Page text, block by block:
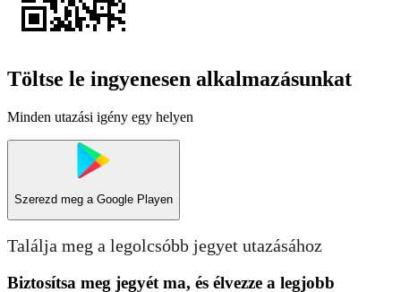
Töltse le ingyenesen alkalmazásunkat
Minden utazási igény egy helyen
Szerezd meg a Google Playen
Találja meg a legolcsóbb jegyet utazásához
Biztosítsa meg jegyét ma, és élvezze a legjobb